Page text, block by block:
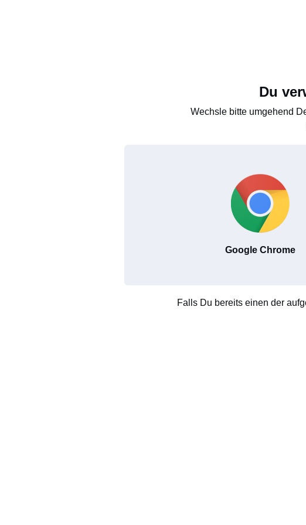
Du
Wechsle bitte umgehend
Google Chrome
Falls Du bereits einen der